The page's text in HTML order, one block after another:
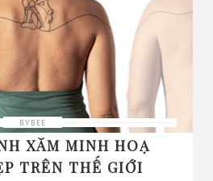
BYBEE
XĂM MINH HOẠ
TRÊN THẾ GIỚI